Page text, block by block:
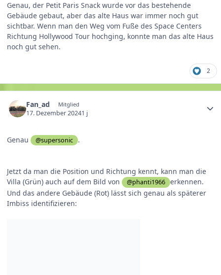
Genau, der Petit Paris Snack wurde vor das bestehende
Gebäude gebaut, aber das alte Haus war immer noch gut
sichtbar. Wenn man den Weg vom Fuße des Space Centers
Richtung Hollywood Tour hochging, konnte man das alte Haus
noch gut sehen.
2
Fan_ad Mitglied
17. Dezember 20241 j
Genau @supersonic .
Jetzt da man die Position und Richtung kennt, kann man die
Villa (Grün) auch auf dem Bild von
@phanti1966 erkennen.
Und das andere Gebäude (Rot) lässt sich genau als späterer
Imbiss identifizieren: